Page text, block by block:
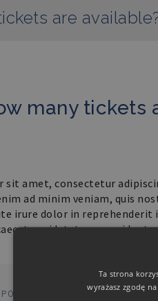
are
many tickets
sit amet, consectetur
ad minim veniam, quis
irure dolor in
cupidatat non
Ta strona
wyrażasz zgodę